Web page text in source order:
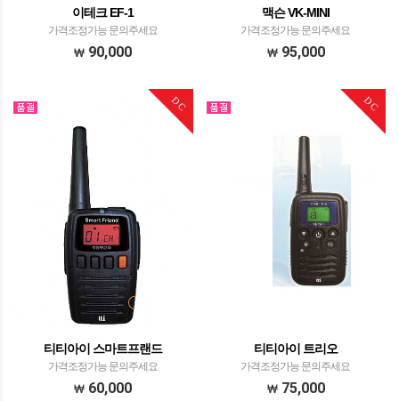
이테크 EF-1
가격조정가능 문의주세요
90,000
맥슨 VK-MINI
가격조정가능 문의주세요
95,000
DC
티티아이 스마트프랜드
가격조정가능 문의주세요
60,000
DC
티티아이 트리오
가격조정가능 문의주세요
75,000